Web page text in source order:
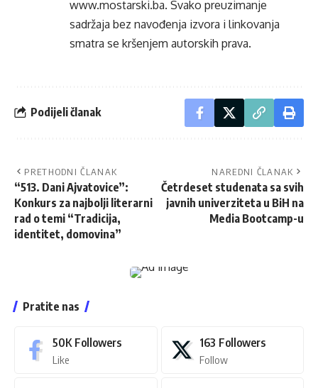
www.mostarski.ba. Svako preuzimanje
sadržaja bez navođenja izvora i linkovanja
smatra se kršenjem autorskih prava.
Podijeli članak
PRETHODNI ČLANAK
“513. Dani Ajvatovice”:
Konkurs za najbolji literarni
rad o temi “Tradicija,
identitet, domovina”
NAREDNI ČLANAK
Četrdeset studenata sa svih
javnih univerziteta u BiH na
Media Bootcamp-u
Pratite nas
50K Followers
Like
163 Followers
Follow